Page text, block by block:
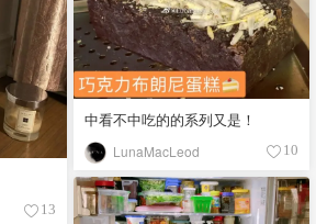
13
中看不中吃的的系列又是！
LunaMacLeod 10